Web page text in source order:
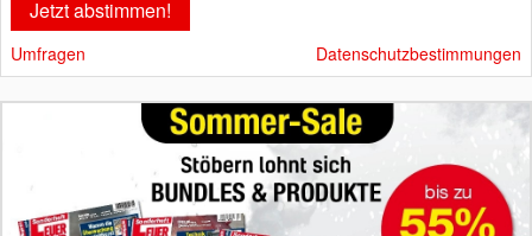
Umfragen Datenschutzbestimmungen